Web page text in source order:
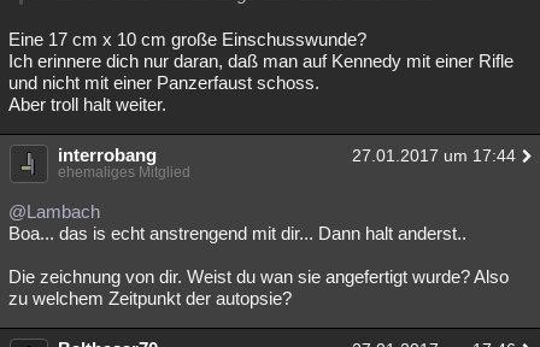
Eine 17 cm x 10 cm große Einschusswunde?
Ich erinnere dich nur daran, daß man auf Kennedy mit einer Rifle
und nicht mit einer Panzerfaust schoss.
Aber troll halt weiter.
interrobang 27.01.2017 um 17:44
ehemaliges Mitglied
@Lambach
Boa... das is echt anstrengend mit dir... Dann halt anderst..
Die zeichnung von dir. Weist du wan sie angefertigt wurde? Also
zu welchem Zeitpunkt der autopsie?